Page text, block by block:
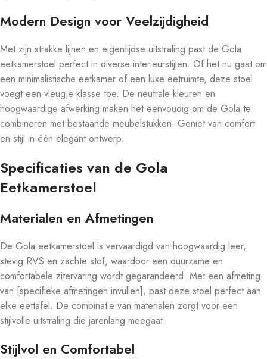
Modern Design voor Veelzijdigheid
Met zijn strakke lijnen en eigentijdse uitstraling past de Gola
eetkamerstoel perfect in diverse interieurstijlen. Of het nu gaat om
een minimalistische eetkamer of een luxe eetruimte, deze stoel
voegt een vleugje klasse toe. De neutrale kleuren en
hoogwaardige afwerking maken het eenvoudig om de Gola te
combineren met bestaande meubelstukken. Geniet van comfort
en stijl in één elegant ontwerp.
Specificaties van de Gola
Eetkamerstoel
Materialen en Afmetingen
De Gola eetkamerstoel is vervaardigd van hoogwaardig leer,
stevig RVS en zachte stof, waardoor een duurzame en
comfortabele zitervaring wordt gegarandeerd. Met een afmeting
van [specifieke afmetingen invullen], past deze stoel perfect aan
elke eettafel. De combinatie van materialen zorgt voor een
stijlvolle uitstraling die jarenlang meegaat.
Stijlvol en Comfortabel